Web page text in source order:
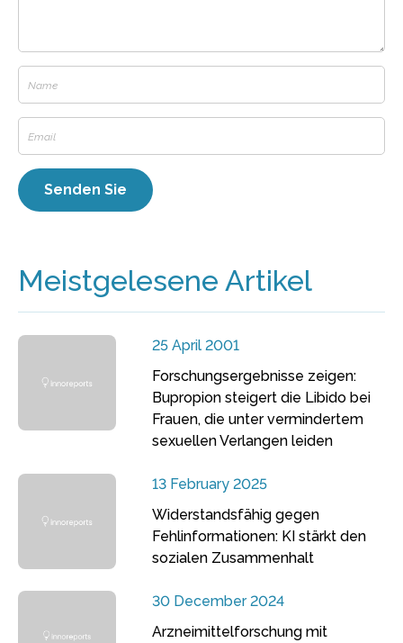
Meistgelesene Artikel
25 April 2001
Forschungsergebnisse zeigen:
Bupropion steigert die Libido bei
Frauen, die unter vermindertem
sexuellen Verlangen leiden
13 February 2025
Widerstandsfähig gegen
Fehlinformationen: KI stärkt den
sozialen Zusammenhalt
30 December 2024
Arzneimittelforschung mit